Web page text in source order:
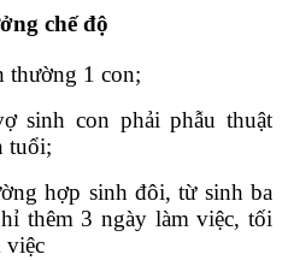
chế độ
thường 1 con;
sinh con phải phẫu thuật
tuổi;
hợp sinh đôi, từ sinh ba
thêm 3 ngày làm việc, tối
việc